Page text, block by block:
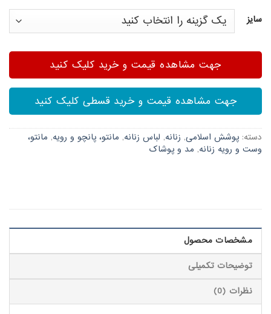
سایز
جهت مشاهده قیمت و خرید کلیک کنید
جهت مشاهده قیمت و خرید قسطی کلیک کنید
دسته: پوشش اسلامی, زنانه, لباس زنانه, مانتو، پانچو و رویه, مانتو،
وست و رویه زنانه, مد و پوشاک
مشخصات محصول
توضیحات تکمیلی
نظرات (0)